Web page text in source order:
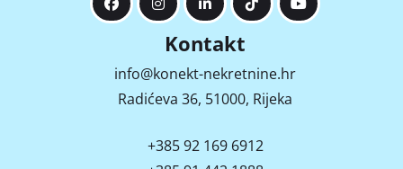
Kontakt
info@konekt-nekretnine.hr
Radićeva 36, 51000, Rijeka
+385 92 169 6912